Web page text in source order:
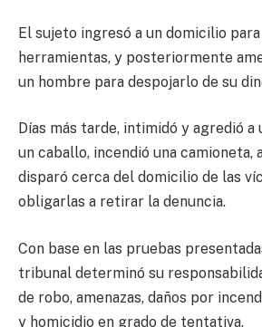
El sujeto ingresó a un domicilio
herramientas, y posteriormente
un hombre para despojarlo de su
Días más tarde, intimidó y agredió a
un caballo, incendió una camioneta,
disparó cerca del domicilio de las
obligarlas a retirar la denuncia.
Con base en las pruebas
tribunal determinó su
de robo, amenazas, daños por
y homicidio en grado de tentativa.